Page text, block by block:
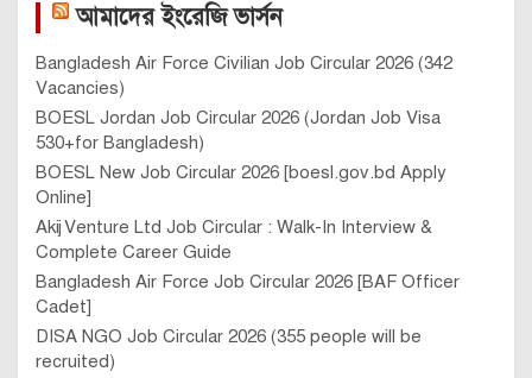
আমাদের ইংরেজি ভার্সন
Bangladesh Air Force Civilian Job Circular 2026 (342
Vacancies)
BOESL Jordan Job Circular 2026 (Jordan Job Visa
530+for Bangladesh)
BOESL New Job Circular 2026 [boesl.gov.bd Apply
Online]
Akij Venture Ltd Job Circular : Walk-In Interview &
Complete Career Guide
Bangladesh Air Force Job Circular 2026 [BAF Officer
Cadet]
DISA NGO Job Circular 2026 (355 people will be
recruited)